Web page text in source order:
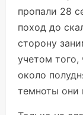
пропали 28
поход до
сторону
учетом
около
темноты они